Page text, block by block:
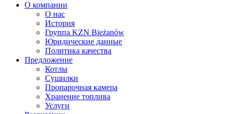
О компании
О нас
История
Группа KZN Bieżanów
Юридические данные
Политика качества
Предложение
Котлы
Сушилки
Пропарочная камера
Хранение топлива
Услуги